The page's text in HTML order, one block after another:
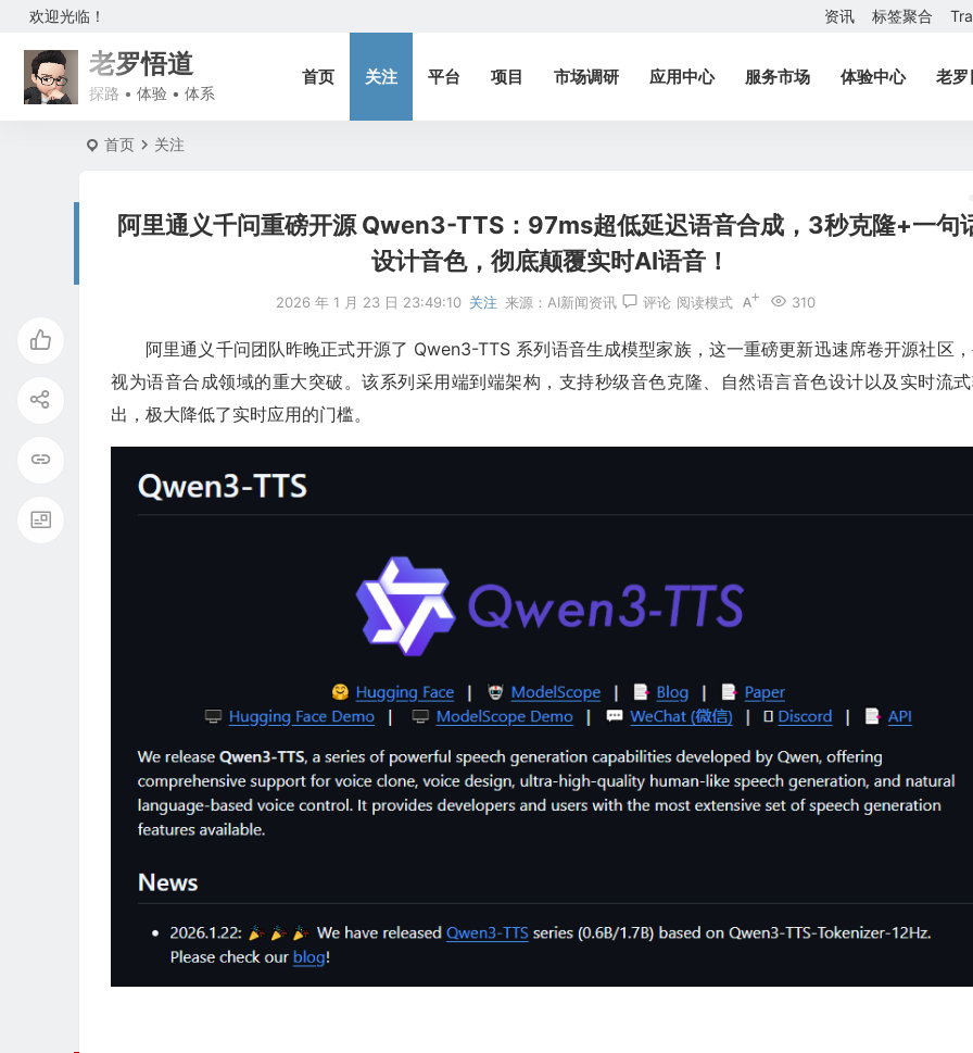
欢迎光临！ 资讯 标签聚合
老罗悟道
探路 • 体验 • 体系
首页 关注 平台 项目 市场调研 应用中心 服务市场 体验中心 老罗
首页 关注
阿里通义千问重磅开源 Qwen3-TTS：97ms超低延迟语音合成，3秒克隆+一句
设计音色，彻底颠覆实时AI语音！
2026 年 1 月 23 日 23:49:10 关注 来源： AI新闻资讯 评论 310
阅读模式
阿里通义千问团队昨晚正式开源了 Qwen3-TTS 系列语音生成模型家族，这一重磅更新迅速席卷开源社区
视为语音合成领域的重大突破。该系列采用端到端架构，支持秒级音色克隆、自然语言音色设计以及实时流
出，极大降低了实时应用的门槛。